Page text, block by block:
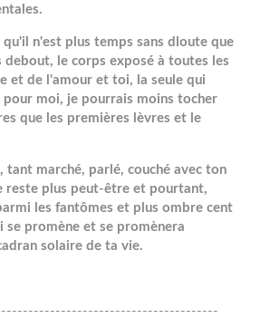
n'est plus temps sans dloute que
debout, le corps exposé à toutes les
et de l'amour et toi, la seule qui
moi, je pourrais moins tocher
que les premières lèvres et le
tant marché, parlé, couché avec ton
reste plus peut-être et pourtant,
les fantômes et plus ombre cent
se promène et se promènera
solaire de ta vie.